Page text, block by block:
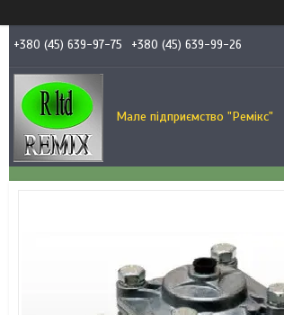
+380 (45) 639-97-75 +380 (45) 639-99-26
Мале підприємство "Ремікс"